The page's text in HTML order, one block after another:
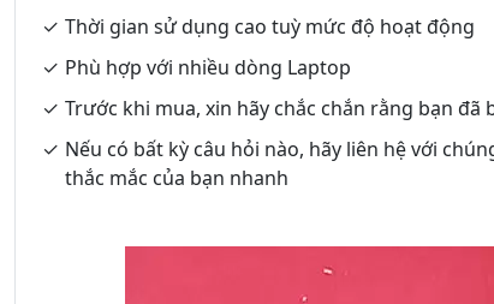
Thời gian sử dụng cao tuỳ mức độ hoạt động
Phù hợp với nhiều dòng Laptop
Trước khi mua, xin hãy chắc chắn rằng bạn
Nếu có bất kỳ câu hỏi nào, hãy liên hệ với
thắc mắc của bạn nhanh